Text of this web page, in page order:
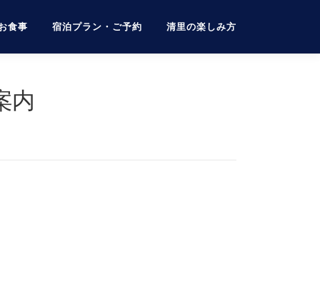
食事 宿泊プラン・ご予約 清里の楽しみ方
内